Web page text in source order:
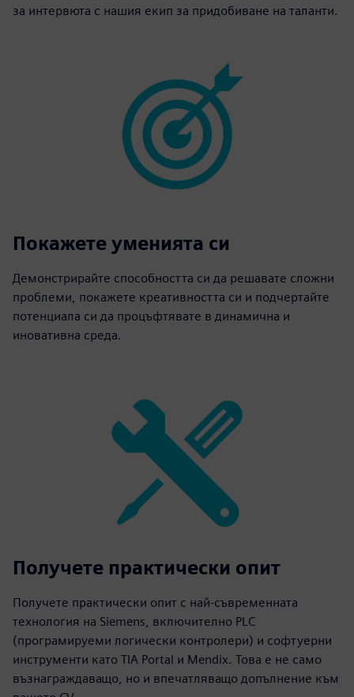
за интервюта с нашия екип за придобиване на таланти.
Покажете уменията си
Демонстрирайте способността си да решавате сложни
проблеми, покажете креативността си и подчертайте
потенциала си да процъфтявате в динамична и
иновативна среда.
Получете практически опит
Получете практически опит с най-съвременната
технология на Siemens, включително PLC
(програмируеми логически контролери) и софтуерни
инструменти като TIA Portal и Mendix. Това е не само
възнаграждаващо, но и впечатляващо допълнение към